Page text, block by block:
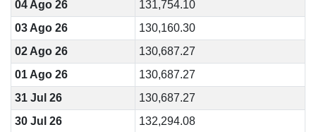
04 Ago 26
131,754.10
03 Ago 26
130,160.30
02 Ago 26
130,687.27
01 Ago 26
130,687.27
31 Jul 26
130,687.27
30 Jul 26
132,294.08